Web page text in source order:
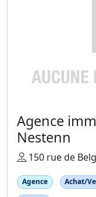
Agence
Nestenn
150 rue de
Agence Achat/